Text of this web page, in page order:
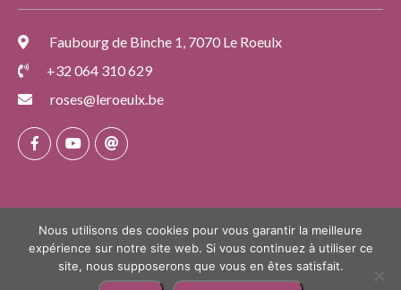
Faubourg de Binche 1, 7070 Le Roeulx
+32 064 310 629
roses@leroeulx.be
Nous utilisons des cookies pour vous garantir la meilleure
expérience sur notre site web. Si vous continuez à utiliser ce
site, nous supposerons que vous en êtes satisfait.